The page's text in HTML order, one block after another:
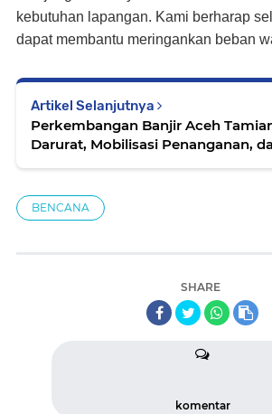
kebutuhan lapangan. Kami berharap
dapat membantu meringankan beban
Artikel Selanjutnya
Perkembangan Banjir Aceh
Darurat, Mobilisasi Penanganan,
BENCANA
SHARE
komentar